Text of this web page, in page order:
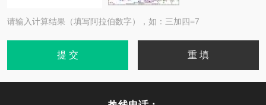
请输入计算结果（填写阿拉伯数字），如：三加四=7